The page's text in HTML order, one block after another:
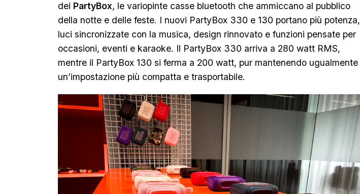
dei PartyBox, le variopinte casse bluetooth che ammiccano al pubblico
della notte e delle feste. I nuovi PartyBox 330 e 130 portano più potenza,
luci sincronizzate con la musica, design rinnovato e funzioni pensate per
occasioni, eventi e karaoke. Il PartyBox 330 arriva a 280 watt RMS,
mentre il PartyBox 130 si ferma a 200 watt, pur mantenendo ugualmente
un’impostazione più compatta e trasportabile.